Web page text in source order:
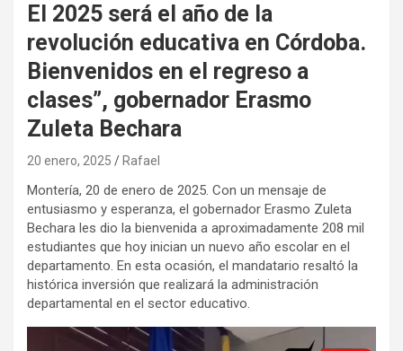
El 2025 será el año de la
revolución educativa en Córdoba.
Bienvenidos en el regreso a
clases”, gobernador Erasmo
Zuleta Bechara
20 enero, 2025 Rafael
Montería, 20 de enero de 2025. Con un mensaje de
entusiasmo y esperanza, el gobernador Erasmo Zuleta
Bechara les dio la bienvenida a aproximadamente 208 mil
estudiantes que hoy inician un nuevo año escolar en el
departamento. En esta ocasión, el mandatario resaltó la
histórica inversión que realizará la administración
departamental en el sector educativo.